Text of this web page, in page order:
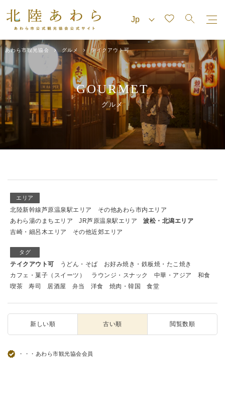
あわら市観光協会 グルメ テイクアウト可
GOURMET
グルメ
エリア
北陸新幹線芦原温泉駅エリア
その他あわら市内エリア
あわら湯のまちエリア
JR芦原温泉駅エリア
波松・北潟エリア
吉崎・細呂木エリア
その他近郊エリア
タグ
テイクアウト可 うどん・そば
お好み焼き・鉄板焼・たこ焼き
カフェ・菓子（スイーツ）
ラウンジ・スナック 中華・アジア
和食
喫茶
寿司 居酒屋 弁当 洋食 焼肉・韓国 食堂
新しい順 古い順 閲覧数順
・・・あわら市観光協会会員